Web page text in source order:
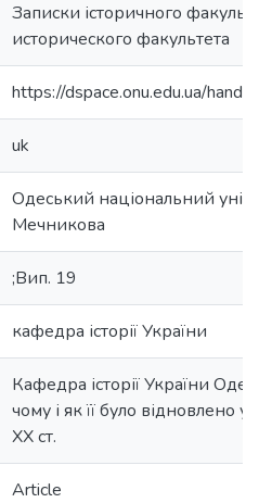
Записки історичного
исторического факультета
https://dspace.onu.edu.ua/
uk
Одеський національний
Мечникова
;Вип. 19
кафедра історії України
Кафедра історії України
чому і як її було відновлено
XX ст.
Article